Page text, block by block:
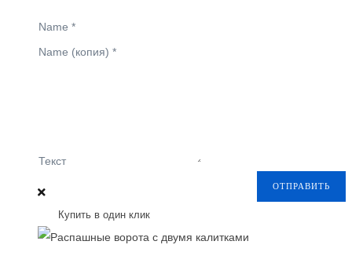
Name *
Name (копия) *
Текст
ОТПРАВИТЬ
Купить в один клик